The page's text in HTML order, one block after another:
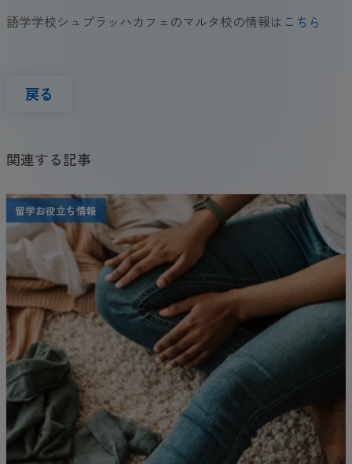
語学学校シュプラッハカフェのマルタ校の情報は こちら
戻る
関連する記事
留学お役立ち情報